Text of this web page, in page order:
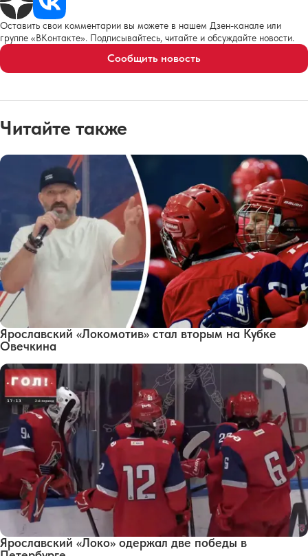
Оставить свои комментарии вы можете в нашем Дзен-канале или
группе «ВКонтакте». Подписывайтесь, читайте и обсуждайте новости.
Сообщить новость
Читайте также
Ярославский «Локомотив» стал вторым на Кубке
Овечкина
Ярославский «Локо» одержал две победы в